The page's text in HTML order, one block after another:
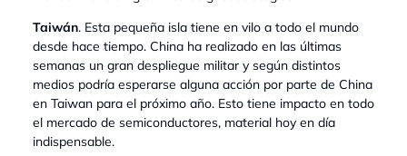
Taiwán. Esta pequeña isla tiene en vilo a todo el mundo
desde hace tiempo. China ha realizado en las últimas
semanas un gran despliegue militar y según distintos
medios podría esperarse alguna acción por parte de China
en Taiwan para el próximo año. Esto tiene impacto en todo
el mercado de semiconductores, material hoy en día
indispensable.